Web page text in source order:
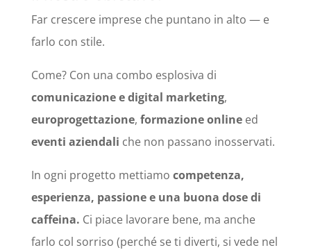
Far crescere imprese che puntano in alto — e
farlo con stile.
Come? Con una combo esplosiva di
comunicazione e digital marketing,
europrogettazione, formazione onlineed
eventi aziendali che non passano inosservati.
In ogni progetto mettiamo competenza,
esperienza, passione e una buona dose di
caffeina. Ci piace lavorare bene, ma anche
farlo col sorriso (perché se ti diverti, si vede nel